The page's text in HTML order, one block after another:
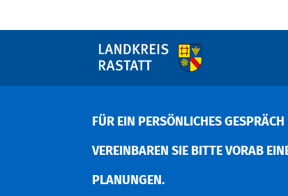
FÜR EIN PERSÖNLICHES
EREINBAREN SIE BITTE VORAB
LANUNGEN.